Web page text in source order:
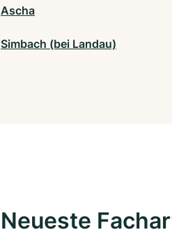
Ascha
Simbach (bei Landau)
Neueste